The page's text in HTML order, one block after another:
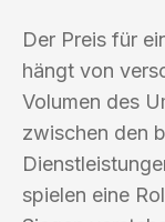
Der Preis für
hängt von
Volumen des
zwischen den
spielen eine